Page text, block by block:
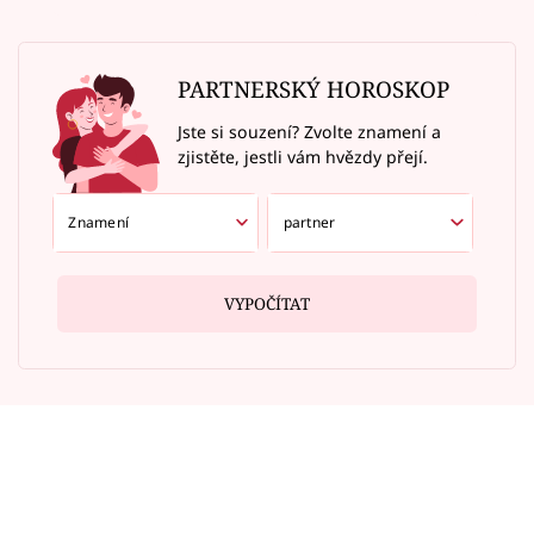
PARTNERSKÝ HOROSKOP
Jste si souzení? Zvolte znamení a
zjistěte, jestli vám hvězdy přejí.
VYPOČÍTAT